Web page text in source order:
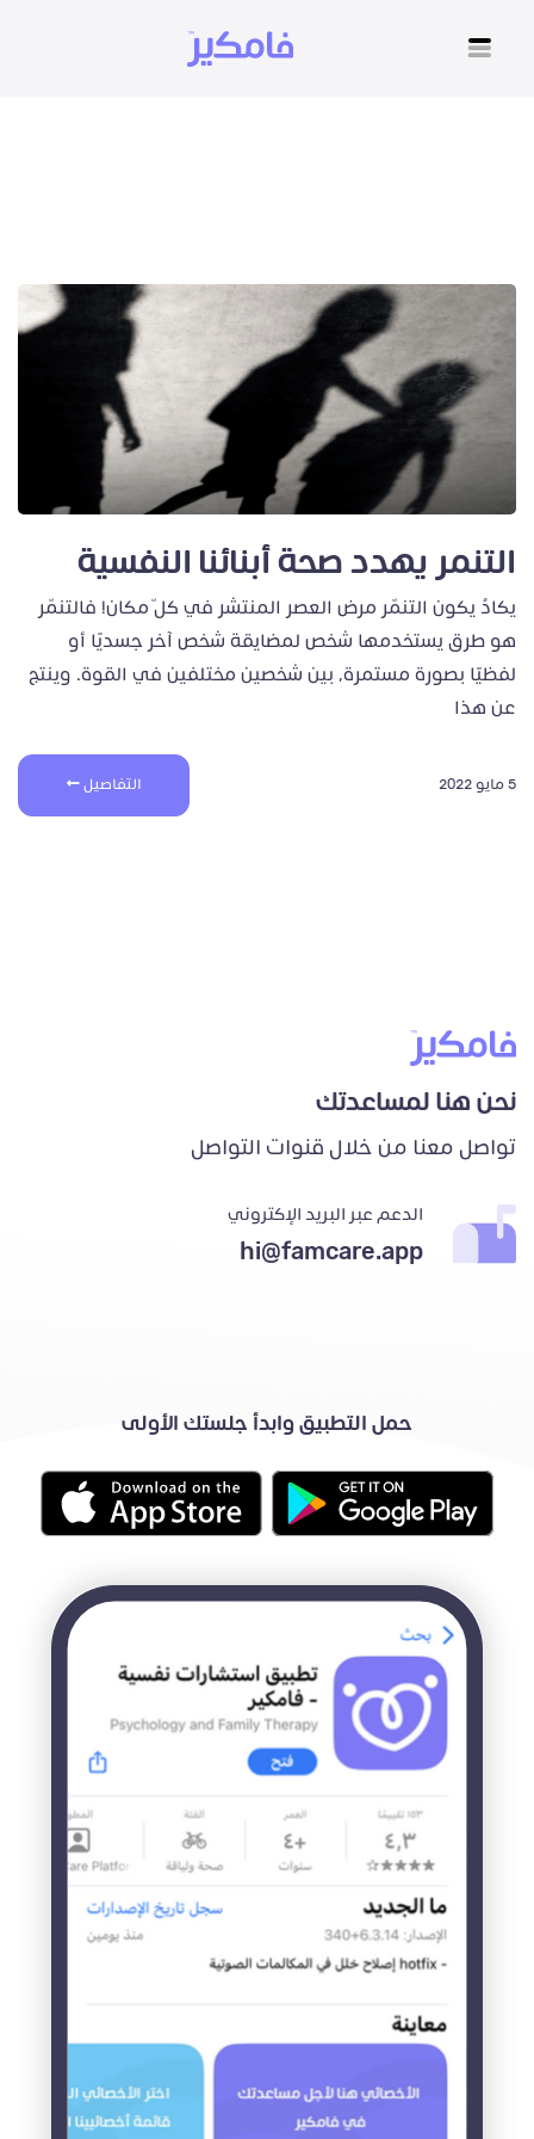
التنمر يهدد صحة أبنائنا النفسية
يكادُ يكون التنمّر مرض العصر المنتشر في كلّ مكان! فالتنمّر
هو طرق يستخدمها شخص لمضايقة شخص آخر جسديًا أو
لفظيًا بصورة مستمرة، بين شخصين مختلفين في القوة. وينتج
عن هذا
5 مايو 2022 التفاصيل
نحن هنا لمساعدتك
تواصل معنا من خلال قنوات التواصل
الدعم عبر البريد الإكتروني
hi@famcare.app
حمل التطبيق وابدأ جلستك الأولى